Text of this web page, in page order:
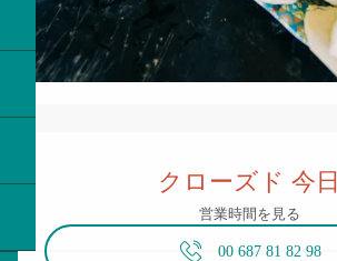
クローズド 今日
営業時間を見る
00 687 81 82 98